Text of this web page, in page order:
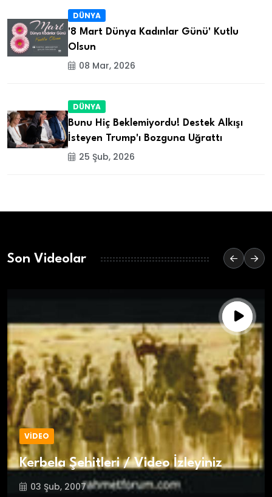
DÜNYA
'8 Mart Dünya Kadınlar Günü' Kutlu
Olsun
08 Mar, 2026
DÜNYA
Bunu Hiç Beklemiyordu! Destek Alkışı
İsteyen Trump'ı Bozguna Uğrattı
25 Şub, 2026
Son Videolar
VİDEO
Kerbela Şehitleri / Video İzleyiniz
03 Şub, 2007